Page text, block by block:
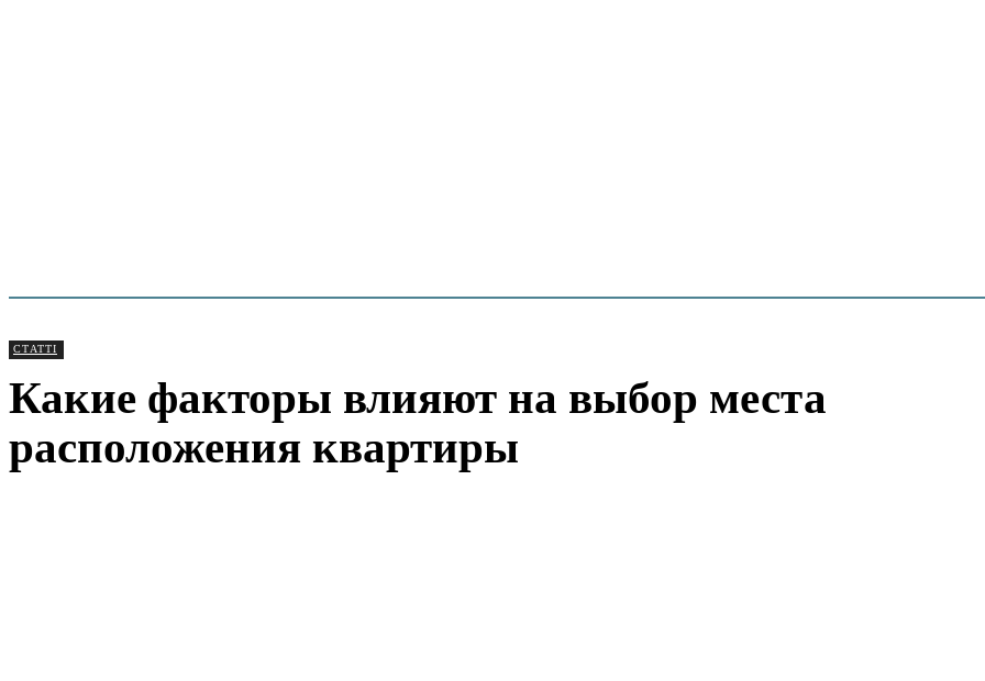
СТАТТІ
Какие факторы влияют на выбор места
расположения квартиры